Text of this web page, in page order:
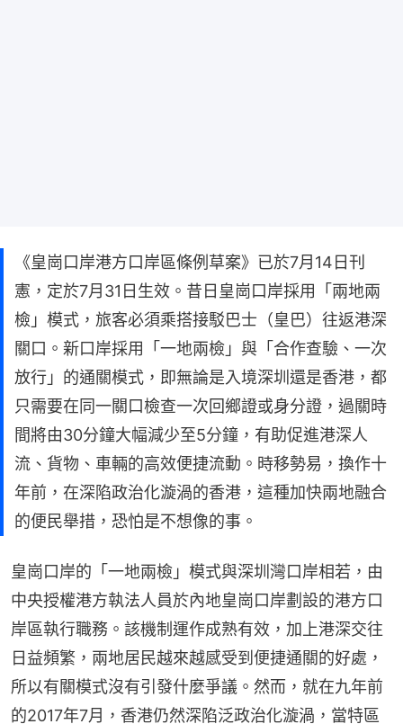
《皇崗口岸港方口岸區條例草案》已於7月14日刊
憲，定於7月31日生效。昔日皇崗口岸採用「兩地兩
檢」模式，旅客必須乘搭接駁巴士（皇巴）往返港深
關口。新口岸採用「一地兩檢」與「合作查驗、一次
放行」的通關模式，即無論是入境深圳還是香港，都
只需要在同一關口檢查一次回鄉證或身分證，過關時
間將由30分鐘大幅減少至5分鐘，有助促進港深人
流、貨物、車輛的高效便捷流動。時移勢易，換作十
年前，在深陷政治化漩渦的香港，這種加快兩地融合
的便民舉措，恐怕是不想像的事。
皇崗口岸的「一地兩檢」模式與深圳灣口岸相若，由
中央授權港方執法人員於內地皇崗口岸劃設的港方口
岸區執行職務。該機制運作成熟有效，加上港深交往
日益頻繁，兩地居民越來越感受到便捷通關的好處，
所以有關模式沒有引發什麼爭議。然而，就在九年前
的2017年7月，香港仍然深陷泛政治化漩渦，當特區